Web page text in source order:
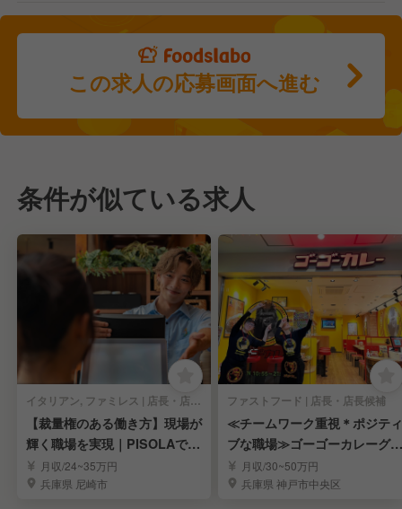
この求人の応募画面へ進む
条件が似ている求人
イタリアン, ファミレス | 店長・店長候補
【裁量権のある働き方】現場が
輝く職場を実現｜PISOLAで店
長候補募集
月収/24~35万円
兵庫県 尼崎市
ファストフード | 店長・店長候補
≪チームワーク重視＊ポジティ
ブな職場≫ゴーゴーカレーグル
ープで店長候補募集
月収/30~50万円
兵庫県 神戸市中央区